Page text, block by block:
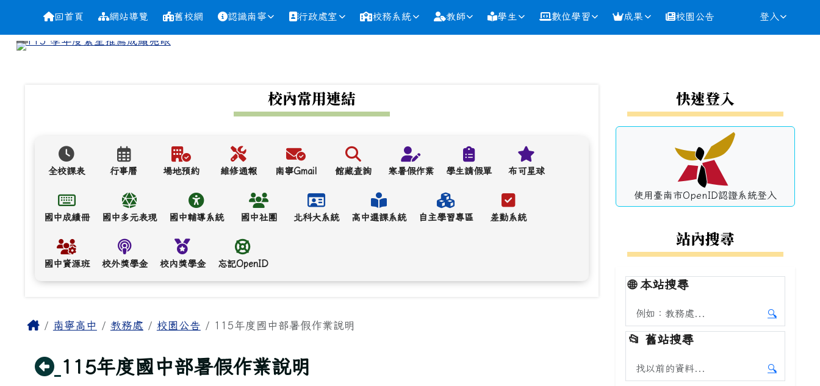
台南市南寧高中
導覽列回首頁 網站導覽 舊校網 認識南寧 行政處室 校務系統 教師 學生 數位學習 成果 校園公告 登入
校內常用連結
全校課表 行事曆 場地預約 維修通報 南寧Gmail 館藏查詢 寒暑假作業 學生請假單 布可星球
國中成績冊 國中多元表現 國中輔導系統 國中社團 北科大系統 高中選課系統 自主學習專區 差勤系統
國中資源班 校外獎學金 校內獎學金 忘記OpenID
主內容區域
Home南寧高中 教務處 校園公告 115年度國中部暑假作業說明
回上頁
115年度國中部暑假作業說明
左邊區域內容
快速登入
使用臺南市OpenID認證系統登入
站內搜尋
🌐本站搜尋
搜尋本站內容
🔍
開始本站
📂 舊站搜尋
搜尋舊站內容
🔍
開始舊站